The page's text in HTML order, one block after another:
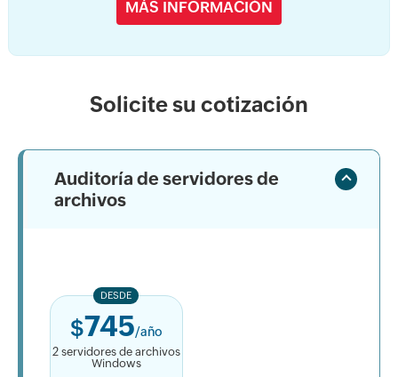
MÁS INFORMACIÓN
Solicite su cotización
Auditoría de servidores de
archivos
DESDE
$745/año
2 servidores de archivos
Windows